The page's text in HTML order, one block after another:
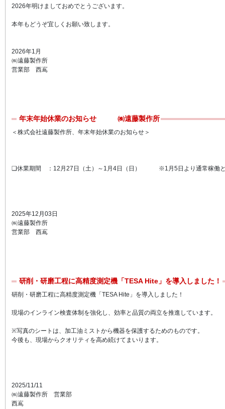
2026年明けましておめでとうございます。
本年もどうぞ宜しくお願い致します。
2026年1月
㈱遠藤製作所
営業部 西嶌
年末年始休業のお知らせ ㈱遠藤製作所
＜株式会社遠藤製作所、年末年始休業のお知らせ＞
❑休業期間 ：12月27日（土）～1月4日（日） ※1月5日より通常稼働と
2025年12月03日
㈱遠藤製作所
営業部 西嶌
研削・研磨工程に高精度測定機「TESA Hite」を導入しました！
研削・研磨工程に高精度測定機「TESA Hite」を導入しました！
現場のインライン検査体制を強化し、効率と品質の両立を推進しています。
※写真のシートは、加工油ミストから機器を保護するためのものです。
今後も、現場からクオリティを高め続けてまいります。
2025/11/11
㈱遠藤製作所 営業部
西嶌